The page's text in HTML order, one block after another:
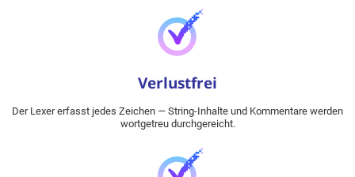
Verlustfrei
Der Lexer erfasst jedes Zeichen — String-Inhalte und Kommentare werden
wortgetreu durchgereicht.